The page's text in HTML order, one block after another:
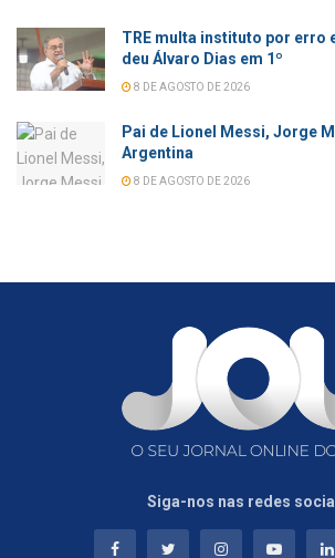
TRE multa instituto por erro
deu Álvaro Dias em 1º
8 DE AGOSTO DE 2026
Pai de Lionel Messi, Jorge
Argentina
8 DE AGOSTO DE 2026
Siga-nos nas redes